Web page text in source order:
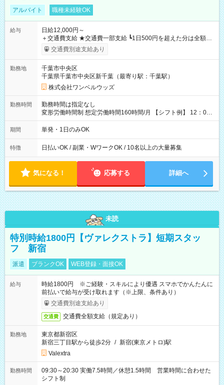
アルバイト 職種未経験OK
給与
日給12,000円～
＋交通費支給 ★交通費一部支給 ┗1日500円を超えた分は全額支
給！ ※往復500円以内の方は自己負担となります ★日払いOK！
（規定あり） ┗働いたその日に現金GET♪ お仕事後はコンビニ
なし
交通費別途支給あり
勤務地
千葉市中央区
千葉県千葉市中央区新千葉（最寄り駅：千葉駅）
株式会社ワンベルウッズ
勤務時間
勤務時間は指定なし
変形労働時間制 想定労働時間160時間/月 【シフト例】 12：00
～22：00
期間 単発・1日のみOK
特徴 日払いOK / 副業・WワークOK / 10名以上の大量募集
気になる！ 応募する 詳細へ
未読
特別時給1800円【ヴァレクストラ】短期スタッ
フ 新宿
派遣 ブランクOK WEB登録・面接OK
給与
時給1800円 ※ご経験・スキルにより優遇 スマホでかんたんに
前払いで給与が受け取れます（※上限、条件あり）
交通費別途支給あり
交通費 交通費全額支給（規定あり）
勤務地
東京都新宿区
新宿三丁目駅から徒歩2分 / 新宿(東京メトロ)駅
Valextra
勤務時間
09:30～20:30 実働7.5時間／休憩1.5時間 営業時間に合わせた
シフト制